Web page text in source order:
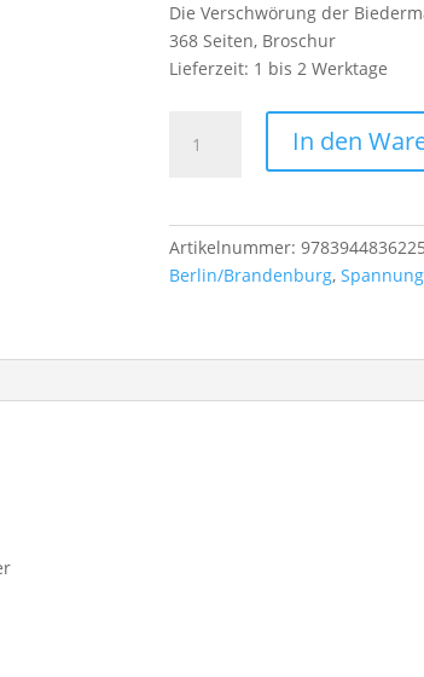
Die Verschwörung der
368 Seiten, Broschur
Lieferzeit: 1 bis 2 Werktage
dem
Berlin
Menge
In den
Artikelnummer:9783944836225
Berlin/Brandenburg,Spannung